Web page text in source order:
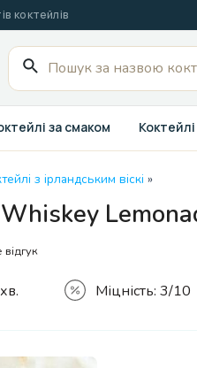
коктейлів
Пошук
для:
за смаком Коктейлі
з ірландським віскі »
Міцність: 3/10